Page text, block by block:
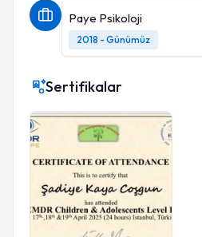
Paye Psikoloji
2018 - Günümüz
Sertifikalar